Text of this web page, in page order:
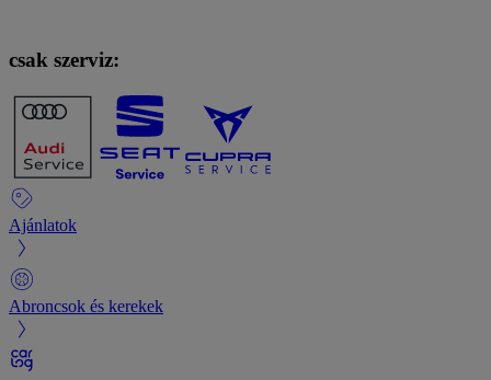
csak szerviz:
Ajánlatok
Abroncsok és kerekek